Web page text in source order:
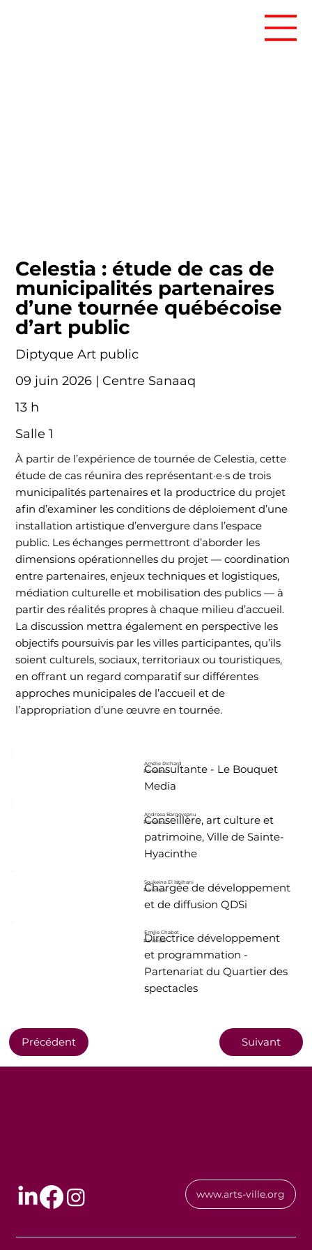
Celestia : étude de cas de
municipalités partenaires
d’une tournée québécoise
d’art public
Diptyque Art public
09 juin 2026 | Centre Sanaaq
13 h
Salle 1
À partir de l’expérience de tournée de Celestia, cette
étude de cas réunira des représentant·e·s de trois
municipalités partenaires et la productrice du projet
afin d’examiner les conditions de déploiement d’une
installation artistique d’envergure dans l’espace
public. Les échanges permettront d’aborder les
dimensions opérationnelles du projet — coordination
entre partenaires, enjeux techniques et logistiques,
médiation culturelle et mobilisation des publics — à
partir des réalités propres à chaque milieu d’accueil.
La discussion mettra également en perspective les
objectifs poursuivis par les villes participantes, qu’ils
soient culturels, sociaux, territoriaux ou touristiques,
en offrant un regard comparatif sur différentes
approches municipales de l’accueil et de
l’appropriation d’une œuvre en tournée.
Amélie Richard
Panéliste
Consultante - Le Bouquet
Media
Andreea Bargoveanu
Panéliste
Conseillère, art culture et
patrimoine, Ville de Sainte-
Hyacinthe
Soukeina El Isbihani
Panéliste
Chargée de développement
et de diffusion QDSi
Émilie Chabot
Panéliste
Directrice développement
et programmation -
Partenariat du Quartier des
spectacles
Précédent Suivant
www.arts-ville.org